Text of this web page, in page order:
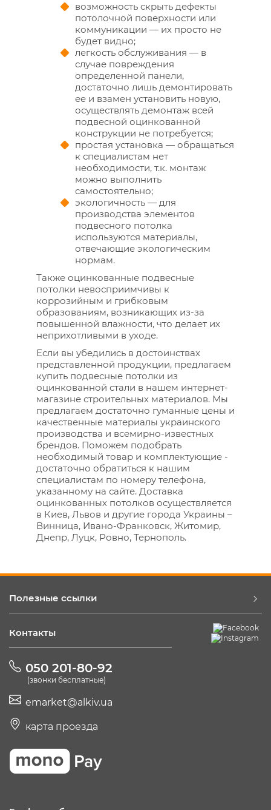
возможность скрыть дефекты
потолочной поверхности или
коммуникации — их просто не
будет видно;
легкость обслуживания — в
случае повреждения
определенной панели,
достаточно лишь демонтировать
ее и взамен установить новую,
осуществлять демонтаж всей
подвесной оцинкованной
конструкции не потребуется;
простая установка — обращаться
к специалистам нет
необходимости, т.к. монтаж
можно выполнить
самостоятельно;
экологичность — для
производства элементов
подвесного потолка
используются материалы,
отвечающие экологическим
нормам.
Также оцинкованные подвесные
потолки невосприимчивы к
коррозийным и грибковым
образованиям, возникающих из-за
повышенной влажности, что делает их
неприхотливыми в уходе.
Если вы убедились в достоинствах
представленной продукции, предлагаем
купить подвесные потолки из
оцинкованной стали в нашем интернет-
магазине строительных материалов. Мы
предлагаем достаточно гуманные цены и
качественные материалы украинского
производства и всемирно-известных
брендов. Поможем подобрать
необходимый товар и комплектующие -
достаточно обратиться к нашим
специалистам по номеру телефона,
указанному на сайте. Доставка
оцинкованных потолков осуществляется
в Киев, Львов и другие города Украины –
Винница, Ивано-Франковск, Житомир,
Днепр, Луцк, Ровно, Тернополь.
Полезные ссылки
Контакты
050 201-80-92
(звонки бесплатные)
emarket@alkiv.ua
карта проезда